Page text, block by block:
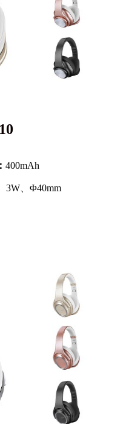
400mAh
3W、Φ40mm